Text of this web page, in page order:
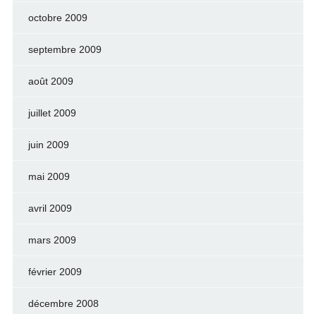
octobre 2009
septembre 2009
août 2009
juillet 2009
juin 2009
mai 2009
avril 2009
mars 2009
février 2009
décembre 2008